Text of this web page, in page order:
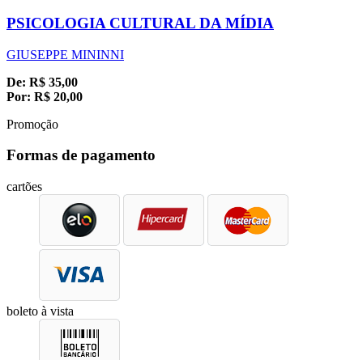
PSICOLOGIA CULTURAL DA MÍDIA
GIUSEPPE MININNI
De: R$ 35,00
Por: R$ 20,00
Promoção
Formas de pagamento
cartões
boleto à vista